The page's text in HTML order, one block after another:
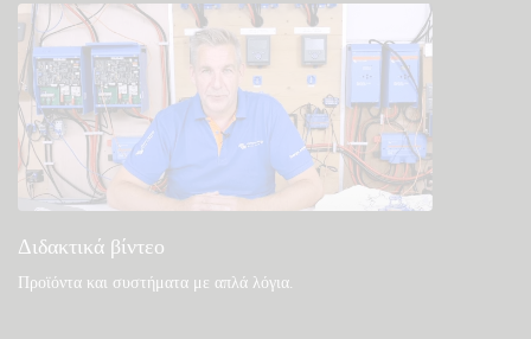
Διδακτικά βίντεο
Προϊόντα και συστήματα με απλά λόγια.